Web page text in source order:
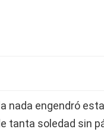
nada engendró
tanta soledad sin